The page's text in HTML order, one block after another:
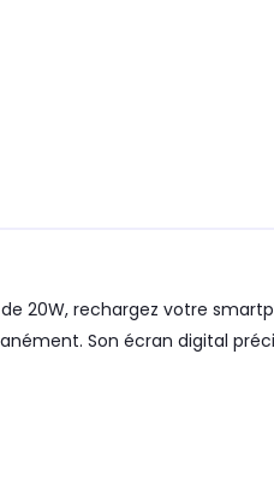
20W, rechargez votre
Son écran digital